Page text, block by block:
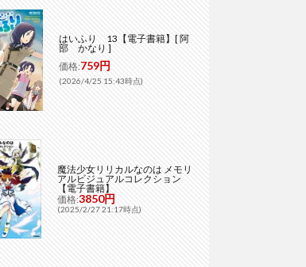
はいふり 13【電子書籍】[ 阿
部 かなり ]
価格:759円
(2026/4/25 15:43時点)
魔法少女リリカルなのは メモリ
アルビジュアルコレクション
【電子書籍】
価格:3850円
(2025/2/27 21:17時点)